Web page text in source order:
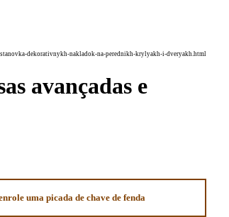
dekorativnykh-nakladok-na-perednikh-krylyakh-i-dveryakh.html
avançadas e
uma picada de chave de fenda